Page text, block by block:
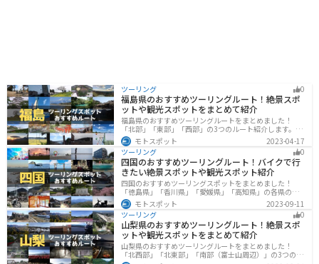
ツーリング 0
福島県のおすすめツーリングルート！絶景スポ
ットや観光スポットをまとめて紹介
福島県のおすすめツーリングルートをまとめました！
「北部」「東部」「西部」の3つのルート紹介します。内
陸部には山々が連なり、海岸線は太平洋に面してるので
観光スポットが多数あります。バイクで福島県にツーリ
ングに行く際は参考にしてください。
モトスポット
2023-04-17
ツーリング
0
四国のおすすめツーリングルート！バイクで行
きたい絶景スポットや観光スポット紹介
四国のおすすめツーリングスポットをまとめました！
「徳島県」「香川県」「愛媛県」「高知県」の各県の観
光地紹介します。自然豊かな山々や湖、温泉地が点在
し、四季折々の景色を楽しめるスポットが多数ありま
す。バイクで四国にツーリングに行く際は参考にしてく
ださい。
モトスポット
2023-09-11
ツーリング
0
山梨県のおすすめツーリングルート！絶景スポ
ットや観光スポットをまとめて紹介
山梨県のおすすめツーリングルートをまとめました！
「北西部」「北東部」「南部（富士山周辺）」の3つのル